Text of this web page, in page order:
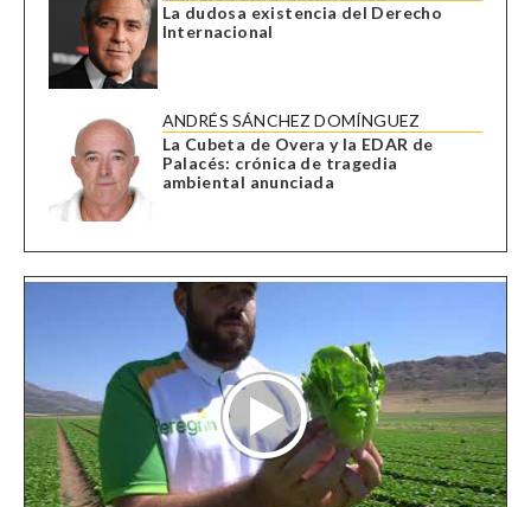
La dudosa existencia del Derecho
Internacional
ANDRÉS SÁNCHEZ DOMÍNGUEZ
La Cubeta de Overa y la EDAR de
Palacés: crónica de tragedia
ambiental anunciada